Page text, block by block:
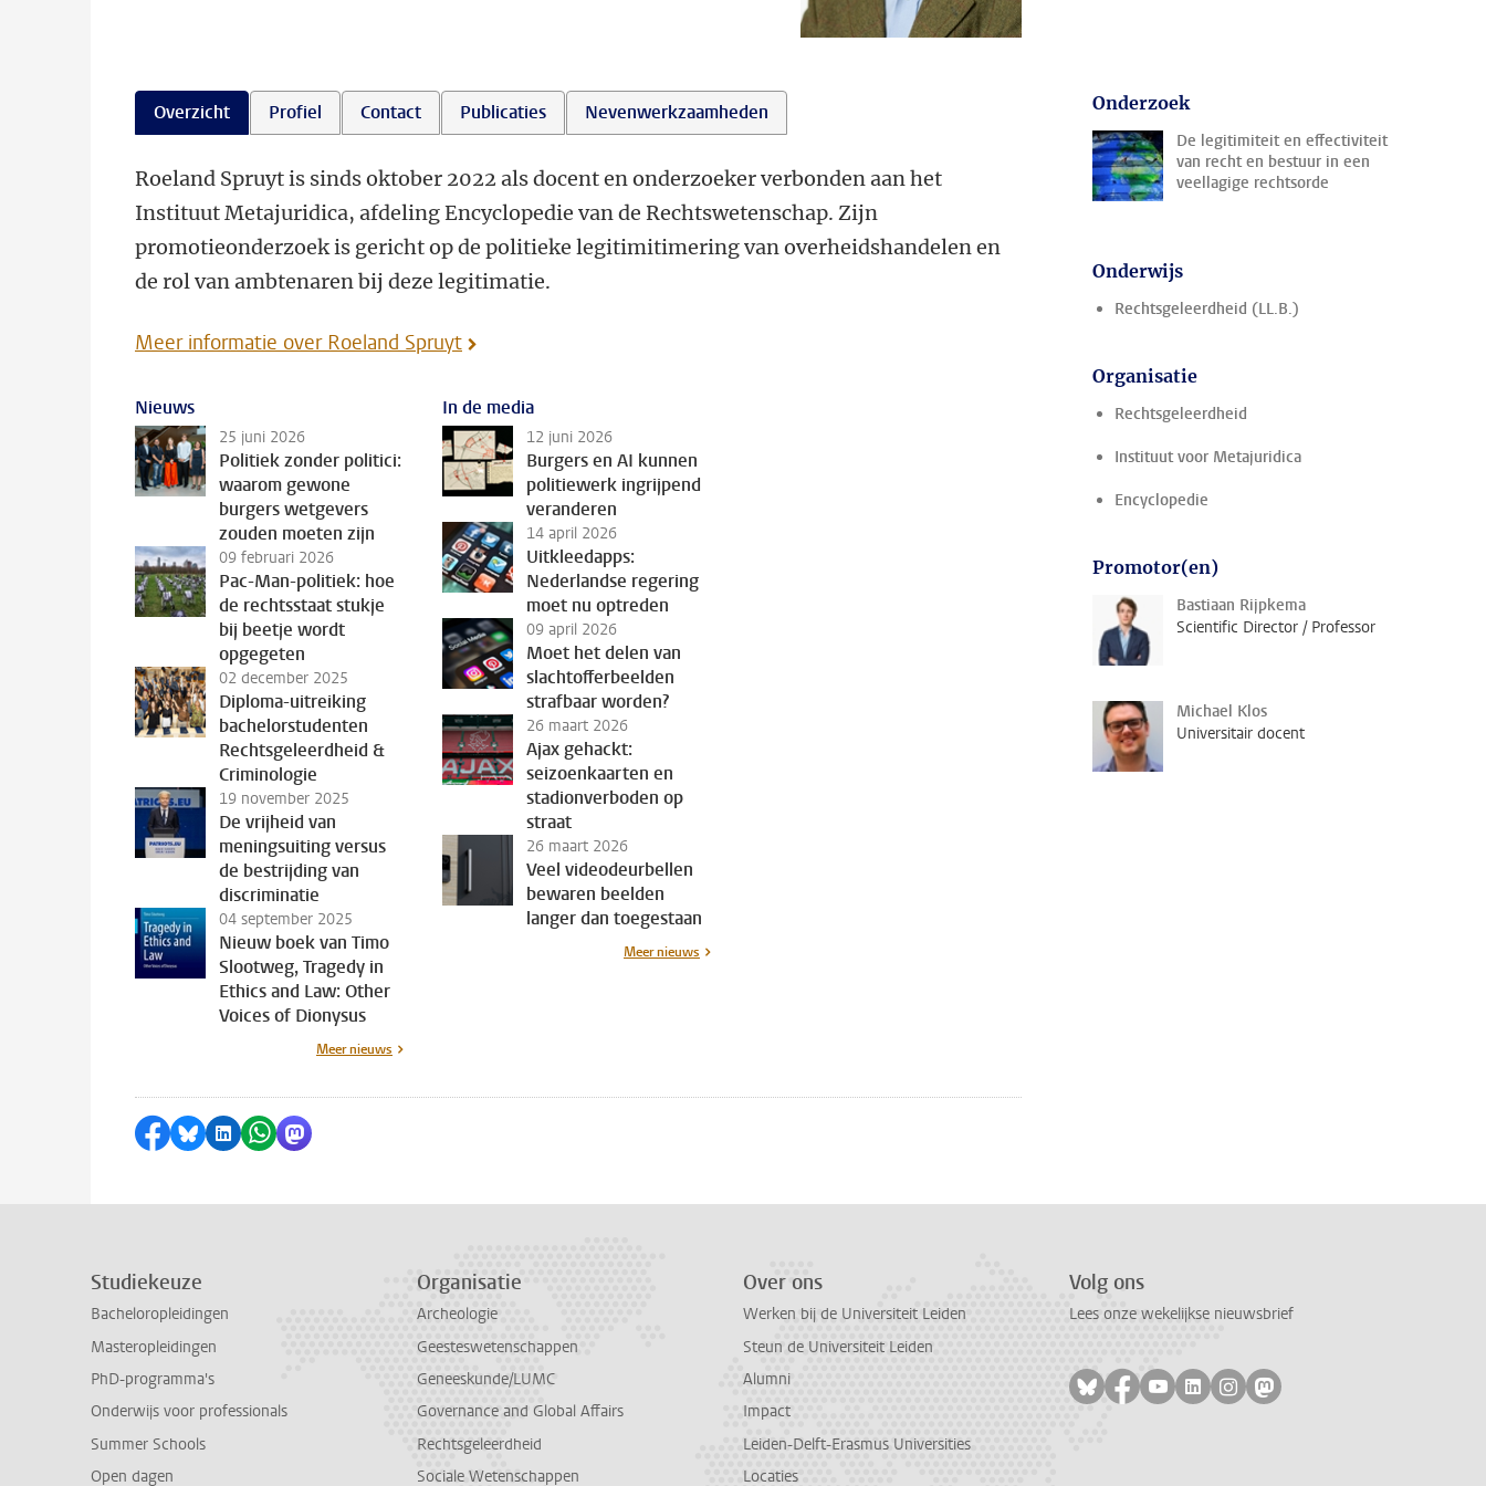
Overzicht Profiel Contact Publicaties Nevenwerkzaamheden
Roeland Spruyt is sinds oktober 2022 als docent en onderzoeker verbonden aan het
Instituut Metajuridica, afdeling Encyclopedie van de Rechtswetenschap. Zijn
promotieonderzoek is gericht op de politieke legitimitimering van overheidshandelen en
de rol van ambtenaren bij deze legitimatie.
Meer informatie over Roeland Spruyt
Nieuws
25 juni 2026
Politiek zonder politici:
waarom gewone
burgers wetgevers
zouden moeten zijn
09 februari 2026
Pac-Man-politiek: hoe
de rechtsstaat stukje
bij beetje wordt
opgegeten
02 december 2025
Diploma-uitreiking
bachelorstudenten
Rechtsgeleerdheid &
Criminologie
19 november 2025
De vrijheid van
meningsuiting versus
de bestrijding van
discriminatie
04 september 2025
Nieuw boek van Timo
Slootweg, Tragedy in
Ethics and Law: Other
Voices of Dionysus
Meer nieuws
In de media
12 juni 2026
Burgers en AI kunnen
politiewerk ingrijpend
veranderen
14 april 2026
Uitkleedapps:
Nederlandse regering
moet nu optreden
09 april 2026
Moet het delen van
slachtofferbeelden
strafbaar worden?
26 maart 2026
Ajax gehackt:
seizoenkaarten en
stadionverboden op
straat
26 maart 2026
Veel videodeurbellen
bewaren beelden
langer dan toegestaan
Meer nieuws
Delen op Facebook
Delen via Bluesky
Delen op LinkedIn
Delen via WhatsApp
Delen via Mastodon
Onderzoek
De legitimiteit en effectiviteit
van recht en bestuur in een
veellagige rechtsorde
Onderwijs
Rechtsgeleerdheid (LL.B.)
Organisatie
Rechtsgeleerdheid
Instituut voor Metajuridica
Encyclopedie
Promotor(en)
Bastiaan Rijpkema
Scientific Director / Professor
Michael Klos
Universitair docent
Studiekeuze
Bacheloropleidingen
Masteropleidingen
PhD-programma's
Onderwijs voor professionals
Summer Schools
Open dagen
Organisatie
Archeologie
Geesteswetenschappen
Geneeskunde/LUMC
Governance and Global Affairs
Rechtsgeleerdheid
Sociale Wetenschappen
Over ons
Werken bij de Universiteit Leiden
Steun de Universiteit Leiden
Alumni
Impact
Leiden-Delft-Erasmus Universities
Locaties
Volg ons
Lees onze wekelijkse nieuwsbrief
Volg ons op bluesky
Volg ons op facebook
Volg ons op youtube
Volg ons op linkedin
Volg ons op instagram
Volg ons op mastodon